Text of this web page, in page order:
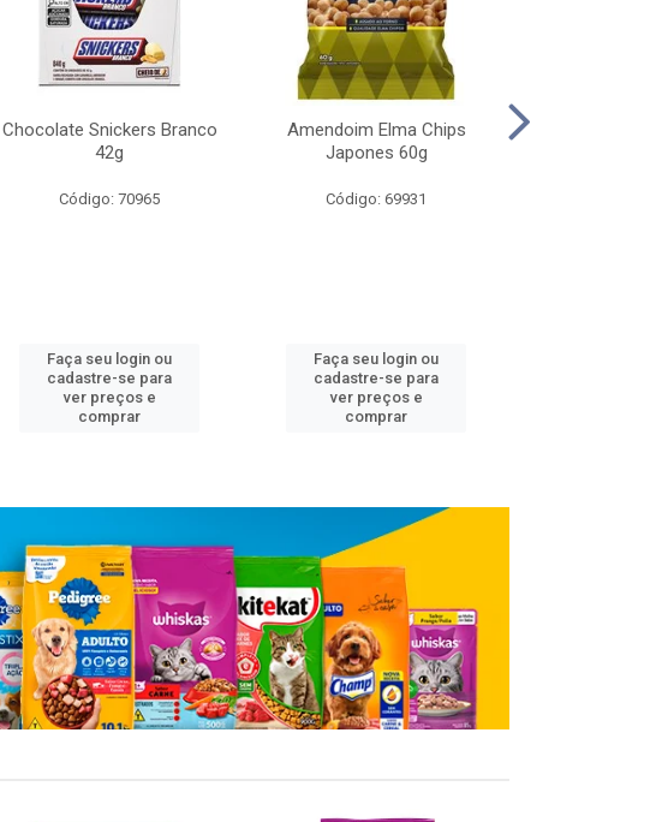
Chocolate Snickers Branco
42g
Código: 70965
Faça seu login ou
cadastre-se para
ver preços e
comprar
Amendoim Elma Chips
Japones 60g
Código: 69931
Faça seu login ou
cadastre-se para
ver preços e
comprar